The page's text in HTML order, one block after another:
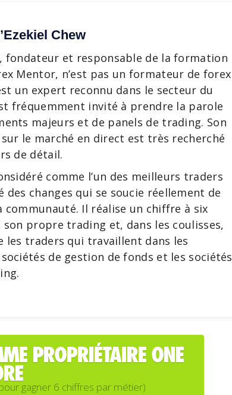
Chew
fondateur et responsable de la formation
Mentor, n’est pas un formateur de forex
un expert reconnu dans le secteur du
fréquemment invité à prendre la parole
majeurs et de panels de trading. Son
le marché en direct est très recherché
de détail.
comme l’un des meilleurs traders
des changes qui se soucie réellement de
communauté. Il réalise un chiffre à six
son propre trading et, dans les coulisses,
les traders qui travaillent dans les
de gestion de fonds et les sociétés
PROPRIÉTAIRE ONE
gagner 6 chiffres par métier)